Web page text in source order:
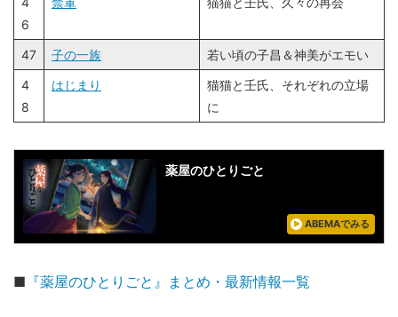
6
47 子の一族
若い頃の子昌＆神美がエモい
4
8
はじまり
猫猫と壬氏、それぞれの立場
に
薬屋のひとりごと
ABEMAでみる
■ 『薬屋のひとりごと』まとめ・最新情報一覧